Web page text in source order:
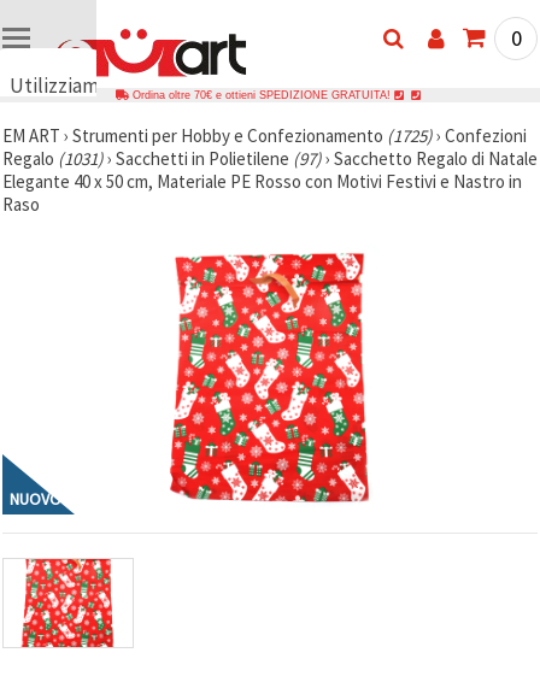
Utilizziamo
🍪
Utilizziamo
cookie e
tecnologie
funzionali
per
migliorare
la nostra
visualizzare
contenuti
personalizzati.
• Fare clic
0
Ordina oltre 70€ e ottieni SPEDIZIONE GRATUITA!
EM ART › Strumenti per Hobby e Confezionamento (1725)› Confezioni
Regalo (1031)› Sacchetti in Polietilene (97)› Sacchetto Regalo di Natale
Elegante 40 x 50 cm, Materiale PE Rosso con Motivi Festivi e Nastro in
Raso
NUOVO